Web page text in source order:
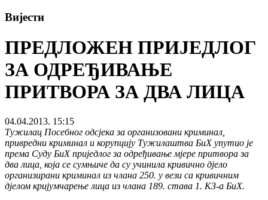
Вијести
ПРЕДЛОЖЕН ПРИЈЕДЛОГ
ЗА ОДРЕЂИВАЊЕ
ПРИТВОРА ЗА ДВА ЛИЦА
04.04.2013. 15:15
Тужилац Посебног одсјека за организовани криминал,
привредни криминал и корупцију Тужилаштва БиХ упутио је
према Суду БиХ приједлог за одређивање мјере притвора за
два лица, која се сумњиче да су учинила кривично дјело
организирани криминал из члана 250. у вези са кривичним
дјелом кријумчарење лица из члана 189. става 1. КЗ-а БиХ.